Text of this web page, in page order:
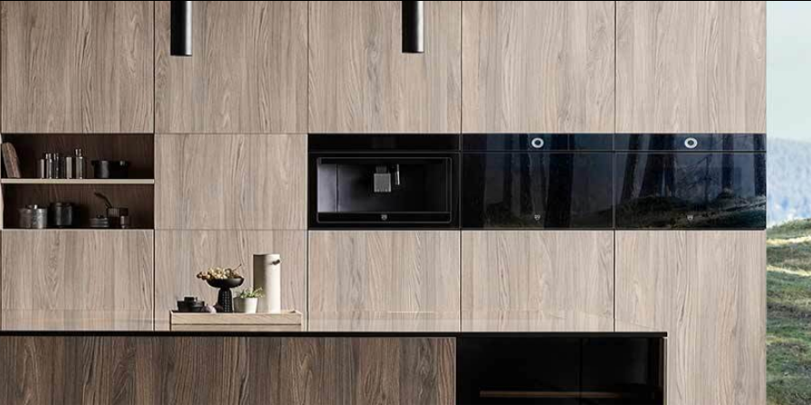
לייעוץ מקצועי והצעת מחיר: 072-2160644
הסיפור שלנו אולם תצוגה SUB-ZERO
WOLF
V-ZUG
BORA
FLAMMKRAFT